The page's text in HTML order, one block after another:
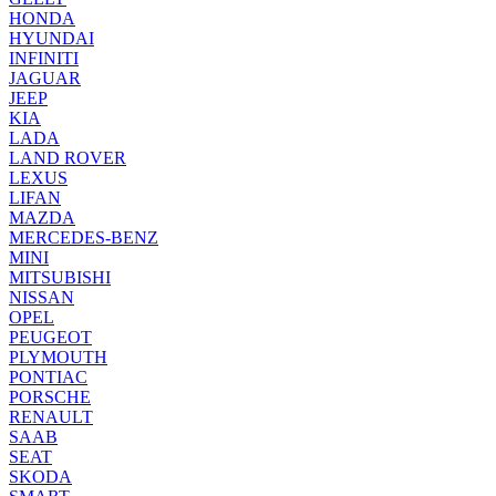
HONDA
HYUNDAI
INFINITI
JAGUAR
JEEP
KIA
LADA
LAND ROVER
LEXUS
LIFAN
MAZDA
MERCEDES-BENZ
MINI
MITSUBISHI
NISSAN
OPEL
PEUGEOT
PLYMOUTH
PONTIAC
PORSCHE
RENAULT
SAAB
SEAT
SKODA